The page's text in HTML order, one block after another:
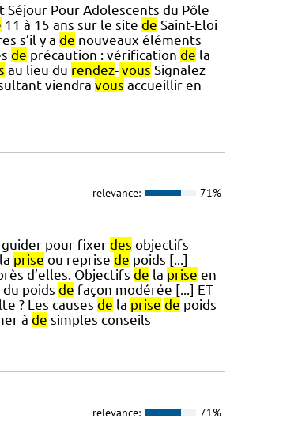
Séjour Pour Adolescents du Pôle
11 à 15 ans sur le site de Saint-Eloi
s’il y a de nouveaux éléments
de précaution : vérification de la
au lieu du rendez- vous Signalez
viendra vous accueillir en
relevance: 71%
guider pour fixer des objectifs
la prise ou reprise de poids [...]
d’elles. Objectifs de la prise en
poids de façon modérée [...] ET
? Les causes de la prise de poids
à de simples conseils
relevance: 71%